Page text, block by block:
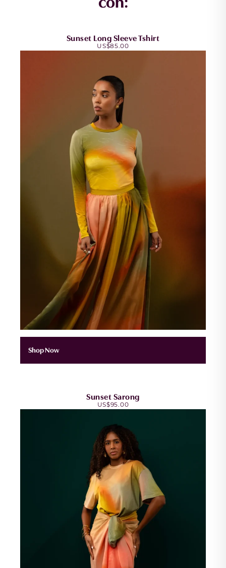
Sunset Long Sleeve Tshirt
US$85.00
Shop Now
Sunset Sarong
US$95.00